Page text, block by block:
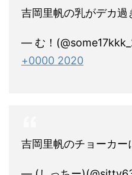
吉岡里帆の乳がデカ過
— む！
+0000 2020
吉岡里帆のチョーカー